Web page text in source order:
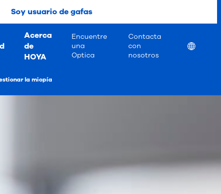
Soy usuario de gafas
Acerca
de
HOYA
Encuentre
una
Optica
Contacta
con
nosotros
Location
la miopía